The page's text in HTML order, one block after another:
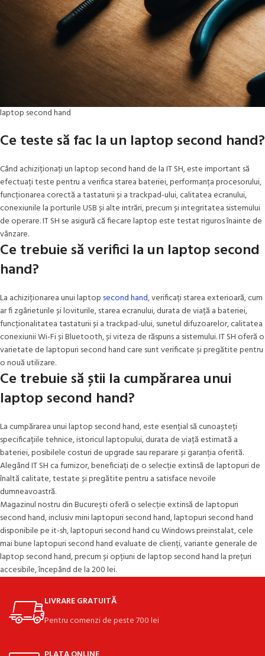
laptop second hand
Ce teste să fac la un laptop second hand?
Când achiziționați un laptop second hand de la IT SH, este important să
efectuați teste pentru a verifica starea bateriei, performanța procesorului,
funcționarea corectă a tastaturii și a trackpad-ului, calitatea ecranului,
conexiunile la porturile USB și alte intrări, precum și integritatea sistemului
de operare. IT SH se asigură că fiecare laptop este testat riguros înainte de
vânzare.
Ce trebuie să verifici la un laptop second
hand?
La achiziționarea unui laptop second hand, verificați starea exterioară, cum
ar fi zgârieturile și loviturile, starea ecranului, durata de viață a bateriei,
funcționalitatea tastaturii și a trackpad-ului, sunetul difuzoarelor, calitatea
conexiunii Wi-Fi și Bluetooth, și viteza de răspuns a sistemului. IT SH oferă o
varietate de laptopuri second hand care sunt verificate și pregătite pentru
o nouă utilizare.
Ce trebuie să știi la cumpărarea unui
laptop second hand?
La cumpărarea unui laptop second hand, este esențial să cunoașteți
specificațiile tehnice, istoricul laptopului, durata de viață estimată a
bateriei, posibilele costuri de upgrade sau reparare și garanția oferită.
Alegând IT SH ca furnizor, beneficiați de o selecție extinsă de laptopuri de
înaltă calitate, testate și pregătite pentru a satisface nevoile
dumneavoastră.
Magazinul nostru din București oferă o selecție extinsă de laptopuri
second hand, inclusiv mini laptopuri second hand, laptopuri second hand
disponibile pe it-sh, laptopuri second hand cu Windows preinstalat, cele
mai bune laptopuri second hand evaluate de clienți, variante generale de
laptop second hand, precum și opțiuni de laptop second hand la prețuri
accesibile, începând de la 200 lei.
LIVRARE GRATUITĂ
Pentru comenzi de peste 700 lei